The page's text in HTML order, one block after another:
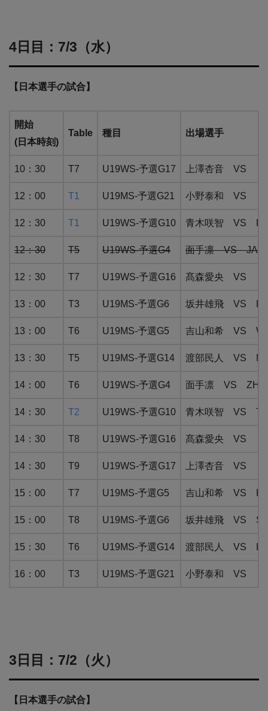
4日目：7/3（水）
【日本選手の試合】
開始
(日本時刻)
Table 種目 出場選手
10：30 T7 U19WS-予選G17 上澤杏音 VS
12：00 T1 U19MS-予選G21 小野泰和 VS
12：30 T1 U19WS-予選G10 青木咲智 VS
12：30 T5 U19WS-予選G4 面手凛 VS
12：30 T7 U19WS-予選G16 髙森愛央 VS
13：00 T3 U19MS-予選G6 坂井雄飛 VS
13：00 T6 U19MS-予選G5 吉山和希 VS
13：30 T5 U19MS-予選G14 渡部民人 VS
14：00 T6 U19WS-予選G4 面手凛 VS
14：30 T2 U19WS-予選G10 青木咲智 VS
14：30 T8 U19WS-予選G16 髙森愛央 VS
14：30 T9 U19WS-予選G17 上澤杏音 VS
15：00 T7 U19MS-予選G5 吉山和希 VS
15：00 T8 U19MS-予選G6 坂井雄飛 VS SHI
15：30 T6 U19MS-予選G14 渡部民人 VS LI
16：00 T3 U19MS-予選G21 小野泰和 VS
3日目：7/2（火）
【日本選手の試合】